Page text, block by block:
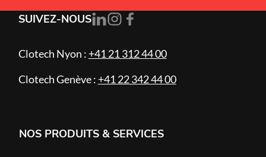
SUIVEZ-NOUS
Clotech Nyon : +41 21 312 44 00
Clotech Genève : +41 22 342 44 00
NOS PRODUITS & SERVICES